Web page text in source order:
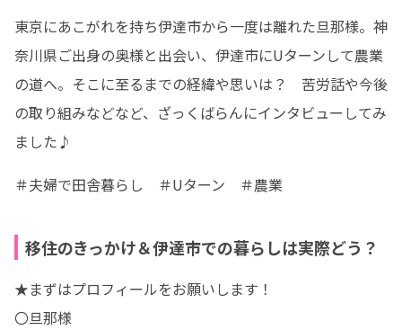
東京にあこがれを持ち伊達市から一度は離れた旦那様。神
奈川県ご出身の奥様と出会い、伊達市にUターンして農業
の道へ。そこに至るまでの経緯や思いは？　苦労話や今後
の取り組みなどなど、ざっくばらんにインタビューしてみ
ました♪
＃夫婦で田舎暮らし　＃Uターン　＃農業
移住のきっかけ＆伊達市での暮らしは実際どう？
★まずはプロフィールをお願いします！
〇旦那様